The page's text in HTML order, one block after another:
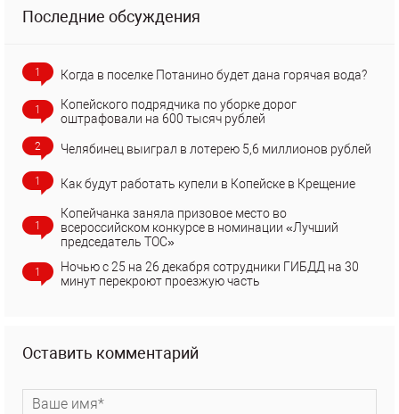
Последние обсуждения
1 Когда в поселке Потанино будет дана горячая вода?
1
Копейского подрядчика по уборке дорог
оштрафовали на 600 тысяч рублей
2 Челябинец выиграл в лотерею 5,6 миллионов рублей
1 Как будут работать купели в Копейске в Крещение
1
Копейчанка заняла призовое место во
всероссийском конкурсе в номинации «Лучший
председатель ТОС»
1
Ночью с 25 на 26 декабря сотрудники ГИБДД на 30
минут перекроют проезжую часть
Оставить комментарий